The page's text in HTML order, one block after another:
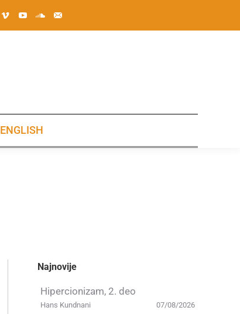
ENGLISH
Najnovije
Hipercionizam, 2. deo
07/08/2026
Hans Kundnani
ENGLISH